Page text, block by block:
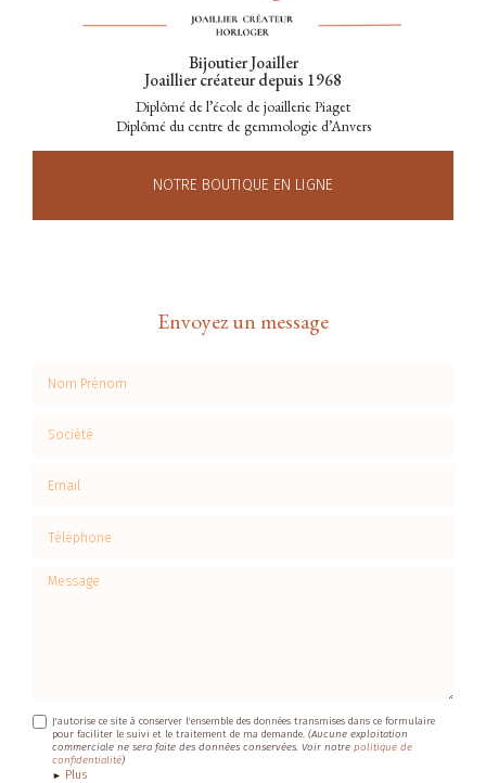
Bijoutier Joailler
Joaillier créateur depuis 1968
Diplômé de l’école de joaillerie Piaget
Diplômé du centre de gemmologie d’Anvers
NOTRE BOUTIQUE EN LIGNE
Envoyez un message
Message
J'autorise ce site à conserver l'ensemble des données transmises dans ce formulaire
pour faciliter le suivi et le traitement de ma demande.(Aucune exploitation
commerciale ne sera faite des données conservées. Voir notrepolitique de
confidentialité)
Plus